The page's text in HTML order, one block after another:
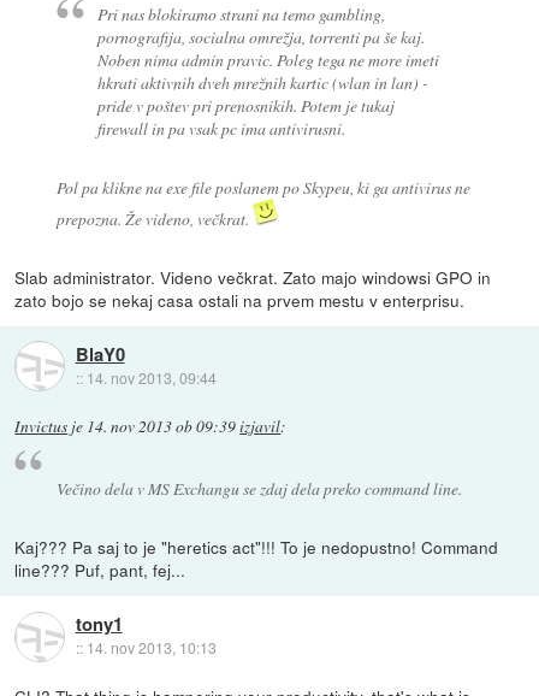
Pri nas blokiramo strani na temo gambling,
pornografija, socialna omrežja, torrenti pa še kaj.
Noben nima admin pravic. Poleg tega ne more imeti
hkrati aktivnih dveh mrežnih kartic (wlan in lan) -
pride v poštev pri prenosnikih. Potem je tukaj
firewall in pa vsak pc ima antivirusni.
Pol pa klikne na exe file poslanem po Skypeu, ki ga antivirus ne
prepozna. Že videno, večkrat.
Slab administrator. Videno večkrat. Zato majo windowsi GPO in
zato bojo se nekaj casa ostali na prvem mestu v enterprisu.
BlaY0
:: 14. nov 2013, 09:44
Invictus je 14. nov 2013 ob 09:39izjavil:
Večino dela v MS Exchangu se zdaj dela preko command line.
Kaj??? Pa saj to je "heretics act"!!! To je nedopustno! Command
line??? Puf, pant, fej...
tony1
:: 14. nov 2013, 10:13